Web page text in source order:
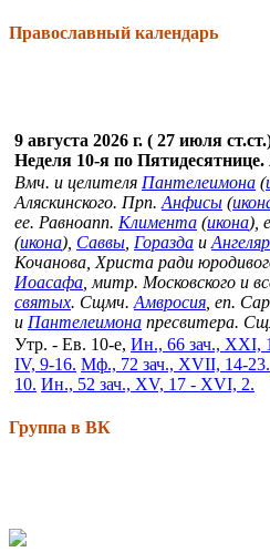
Православный календарь
9 августа 2026 г. ( 27 июля
Неделя 10-я по Пятидесятнице.
Вмч. и целителя Пантелеимона (
Аляскинского. Прп. Анфисы (
ее. Равноапп. Климента (икона),
(икона), Саввы Горазда и
Кочанова, Христа ради
Иоасафа , митр. Московского и
святых. Сщмч. Амвросия , еп.
и Пантелеимона пресвитера.
Утр. - Ев. 10-е, Ин., 66 зач., XXI,
IV, 9-16. Мф., 72 зач., XVII, 14-23.
10. Ин., 52 зач., XV, 17 - XVI, 2.
Группа в ВК